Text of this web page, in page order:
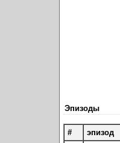
Эпизоды
# эпизод